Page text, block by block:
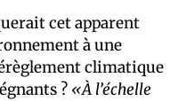
cet apparent
à une
climatique
? «À l’échelle